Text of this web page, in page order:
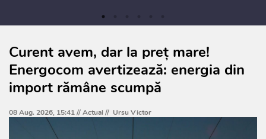
Curent avem, dar la preț mare!
Energocom avertizează: energia din
import rămâne scumpă
08 Aug. 2026, 15:41 //Actual// Ursu Victor